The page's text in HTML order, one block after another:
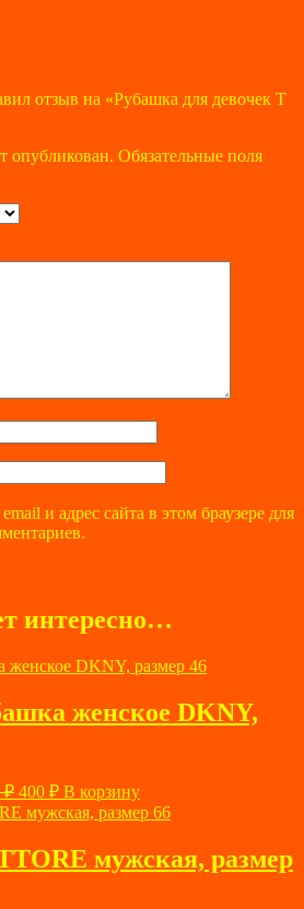
отзыв на «Рубашка для девочек T
опубликован. Обязательные поля
и адрес сайта в этом браузере для
интересно…
женское DKNY,
₽ Первоначальная
цена
составляла
3970 ₽.
400 ₽Текущая
цена:
В корзину
мужская, размер